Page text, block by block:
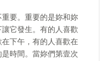
要。重要的是妳和妳
它發生。有的人喜歡
下午，有的人喜歡在
時間。當妳們第壹次